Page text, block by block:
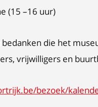
(15 –16 uur)
die het
vrijwilligers en
bezoek/